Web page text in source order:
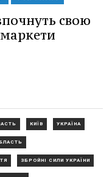
свою
КИЇВ УКРАЇНА
ЗБРОЙНІ СИЛИ УКРАЇНИ